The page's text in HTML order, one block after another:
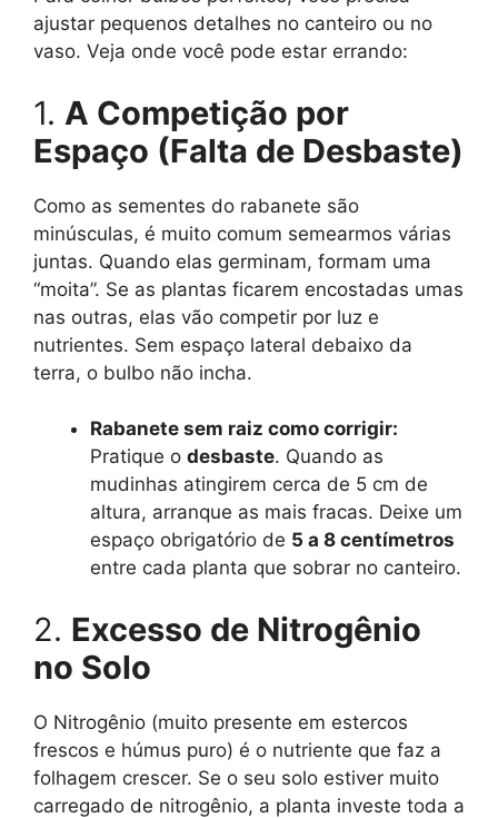
ajustar pequenos detalhes no canteiro ou no
vaso. Veja onde você pode estar errando:
1. A Competição por
Espaço (Falta de Desbaste)
Como as sementes do rabanete são
minúsculas, é muito comum semearmos várias
juntas. Quando elas germinam, formam uma
“moita”. Se as plantas ficarem encostadas umas
nas outras, elas vão competir por luz e
nutrientes. Sem espaço lateral debaixo da
terra, o bulbo não incha.
Rabanete sem raiz como corrigir:
Pratique o desbaste. Quando as
mudinhas atingirem cerca de 5 cm de
altura, arranque as mais fracas. Deixe um
espaço obrigatório de 5 a 8 centímetros
entre cada planta que sobrar no canteiro.
2. Excesso de Nitrogênio
no Solo
O Nitrogênio (muito presente em estercos
frescos e húmus puro) é o nutriente que faz a
folhagem crescer. Se o seu solo estiver muito
carregado de nitrogênio, a planta investe toda a